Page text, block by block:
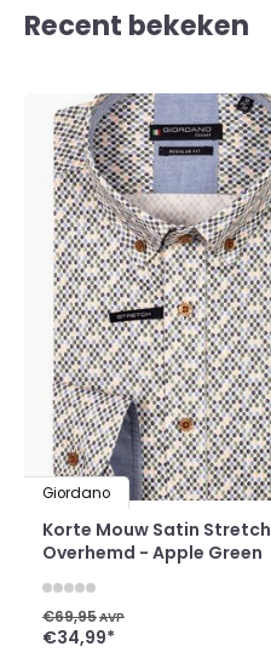
Recent bekeken
Giordano
Korte Mouw Satin Stretch
Overhemd - Apple Green
€69,95AVP
€34,99*